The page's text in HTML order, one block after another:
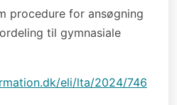
procedure for ansøgning
til gymnasiale
eli/lta/2024/746